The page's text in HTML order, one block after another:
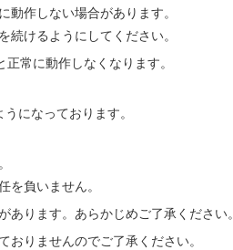
作しない場合があります。
けるようにしてください。
常に動作しなくなります。
になっております。
を負いません。
ります。あらかじめご了承ください。
りませんのでご了承ください。